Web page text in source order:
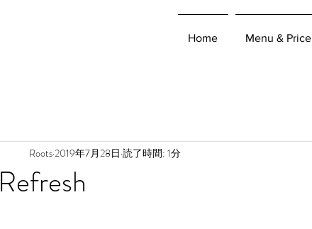
Home Menu & Price
Refresh
Roots2019年7月28日 読了時間: 1分